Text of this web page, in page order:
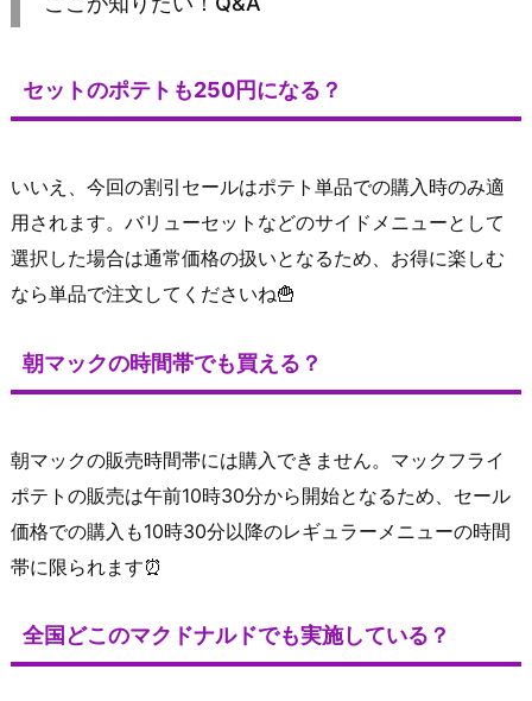
セットのポテトも250円になる？
いいえ、今回の割引セールはポテト単品での購入時のみ適
用されます。バリューセットなどのサイドメニューとして
選択した場合は通常価格の扱いとなるため、お得に楽しむ
なら単品で注文してくださいね🍟
朝マックの時間帯でも買える？
朝マックの販売時間帯には購入できません。マックフライ
ポテトの販売は午前10時30分から開始となるため、セール
価格での購入も10時30分以降のレギュラーメニューの時間
帯に限られます⏰
全国どこのマクドナルドでも実施している？